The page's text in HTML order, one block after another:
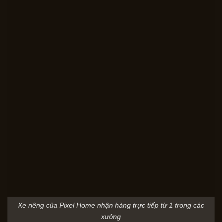
Xe riêng của Pixel Home nhận hàng trực tiếp từ 1 trong các
xưởng